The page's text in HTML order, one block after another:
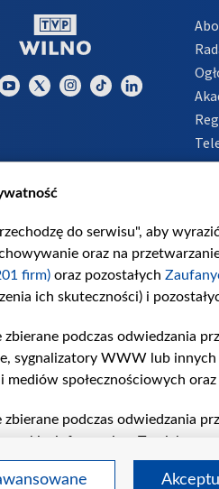
do serwisu", aby
oraz na
firm) oraz pozostałych
ich skuteczności) i
podczas odwiedzania
sygnalizatory WWW lub
mediów społecznościowych
podczas odwiedzania
informacje o Twoich
Partnerów TVP
dla realizacji
reklam, tworzenia